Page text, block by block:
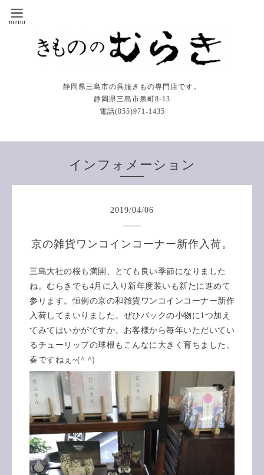
静岡県三島市の呉服きもの専門店です。
静岡県三島市泉町8-13
電話(055)971-1435
インフォメーション
2019/04/06
京の雑貨ワンコインコーナー新作入荷。
三島大社の桜も満開、とても良い季節になりました
ね。むらきでも4月に入り新年度装いも新たに進めて
参ります。恒例の京の和雑貨ワンコインコーナー新作
入荷してまいりました。ぜひバックの小物に1つ加え
てみてはいかがですか。お客様から毎年いただいてい
るチューリップの球根もこんなに大きく育ちました。
春ですねぇ~(^ ^)